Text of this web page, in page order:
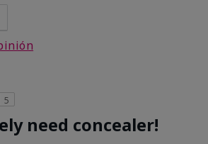
5
need concealer!